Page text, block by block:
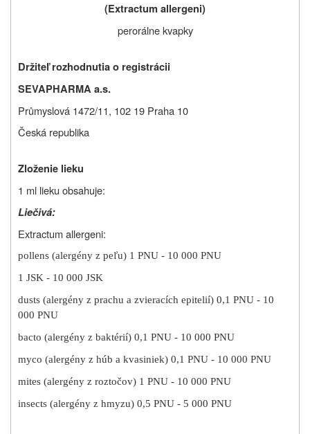
(Extractum allergeni)
perorálne kvapky
Držiteľ rozhodnutia o registrácii
SEVAPHARMA a.s.
Průmyslová 1472/11, 102 19 Praha 10
Česká republika
Zloženie lieku
1 ml lieku obsahuje:
Liečivá:
Extractum allergeni:
pollens (alergény z peľu) 1 PNU - 10 000 PNU
1 JSK - 10 000 JSK
dusts (alergény z prachu a zvieracích epitelií) 0,1 PNU - 10
000 PNU
bacto (alergény z baktérií) 0,1 PNU - 10 000 PNU
myco (alergény z húb a kvasiniek) 0,1 PNU - 10 000 PNU
mites (alergény z roztočov) 1 PNU - 10 000 PNU
insects (alergény z hmyzu) 0,5 PNU ‑ 5 000 PNU